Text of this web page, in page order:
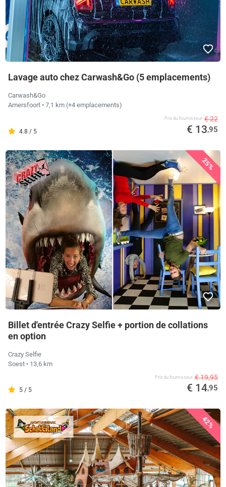
Lavage auto chez Carwash&Go (5 emplacements)
Carwash&Go
Amersfoort • 7,1 km (+4 emplacements)
4.8 / 5
Prix ​​du fournisseur € 22
€ 13,95
25%
Billet d'entrée Crazy Selfie + portion de collations
en option
Crazy Selfie
Soest • 13,6 km
5 / 5
Prix ​​du fournisseur € 19,95
€ 14,95
42%